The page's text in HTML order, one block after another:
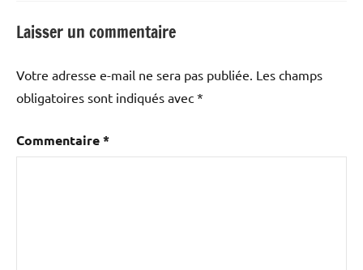
Laisser un commentaire
Votre adresse e-mail ne sera pas publiée. Les champs
obligatoires sont indiqués avec *
Commentaire*